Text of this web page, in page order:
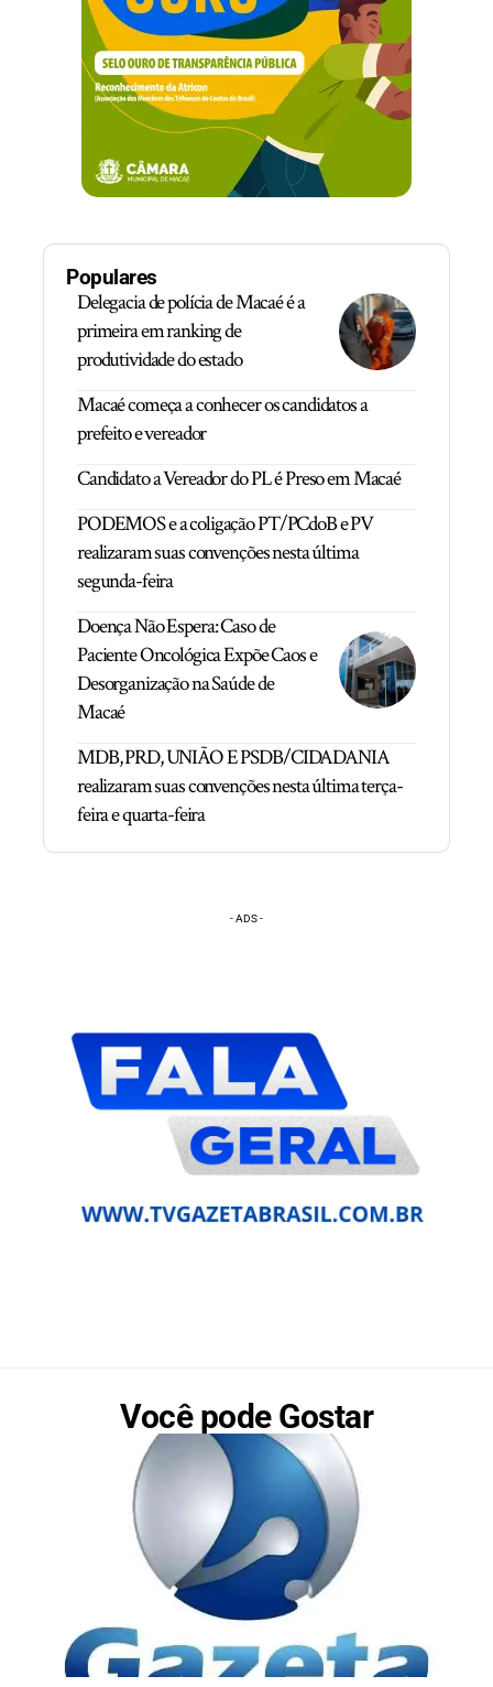
Populares
Delegacia de polícia de Macaé é a
primeira em ranking de
produtividade do estado
Macaé começa a conhecer os candidatos a
prefeito e vereador
Candidato a Vereador do PL é Preso em Macaé
PODEMOS e a coligação PT/PCdoB e PV
realizaram suas convenções nesta última
segunda-feira
Doença Não Espera: Caso de
Paciente Oncológica Expõe Caos e
Desorganização na Saúde de
Macaé
MDB, PRD, UNIÃO E PSDB/CIDADANIA
realizaram suas convenções nesta última terça-
feira e quarta-feira
- ADS -
Você pode Gostar